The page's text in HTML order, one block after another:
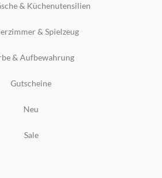
& Küchenutensilien
& Spielzeug
& Aufbewahrung
Gutscheine
Neu
Sale